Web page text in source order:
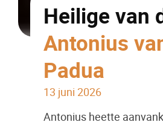
Heilige van
Antonius
Padua
13 juni 2026
Antonius heette